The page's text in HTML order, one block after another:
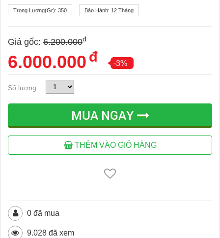
Trọng Lượng(gr): 350 Bảo Hành: 12 Tháng
Giá gốc: 6.200.000đ
6.000.000 đ -3%
Số lượng
MUA NGAY
THÊM VÀO GIỎ HÀNG
0 đã mua
9.028 đã xem